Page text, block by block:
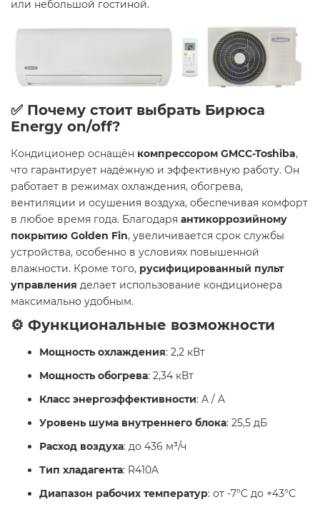
или небольшой гостиной.
✅ Почему стоит выбрать Бирюса
Energy on/off?
Кондиционер оснащён компрессором GMCC-Toshiba,
что гарантирует надёжную и эффективную работу. Он
работает в режимах охлаждения, обогрева,
вентиляции и осушения воздуха, обеспечивая комфорт
в любое время года. Благодаря антикоррозийному
покрытию Golden Fin, увеличивается срок службы
устройства, особенно в условиях повышенной
влажности. Кроме того, русифицированный пульт
управления делает использование кондиционера
максимально удобным.
⚙️ Функциональные возможности
Мощность охлаждения: 2,2 кВт
Мощность обогрева: 2,34 кВт
Класс энергоэффективности: A / A
Уровень шума внутреннего блока: 25,5 дБ
Расход воздуха: до 436 м³/ч
Тип хладагента: R410A
Диапазон рабочих температур: от -7°C до +43°C